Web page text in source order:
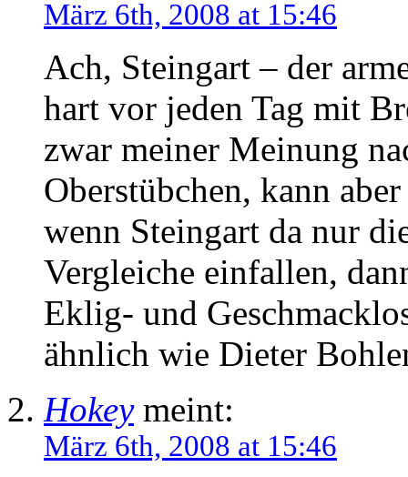
März 6th, 2008 at 15:46
Ach, Steingart – der
hart vor jeden Tag mit
zwar meiner Meinung
Oberstübchen, kann
wenn Steingart da nur
Vergleiche einfallen,
Eklig- und
ähnlich wie Dieter
Hokeymeint:
März 6th, 2008 at 15:46